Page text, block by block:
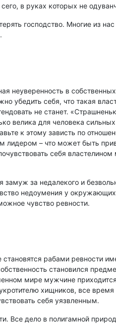
в руках которых не
господство. Многие из
неуверенность в
убедить себя, что такая
не станет.
велика для человека
к этому зависть по
– что может быть
себя властелином
за недалекого и
недоумения у
чувство ревности.
рабами ревности
становился
мире мужчине
хищников, все
себя уязвленным.
Все дело в полигамной